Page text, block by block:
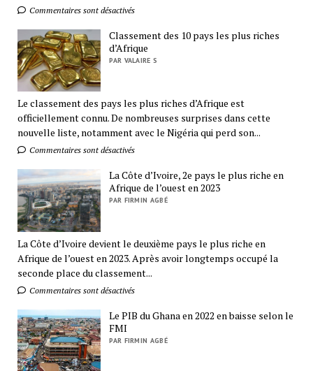
Commentaires sont désactivés
Classement des 10 pays les plus riches
d’Afrique
PAR VALAIRE S
Le classement des pays les plus riches d’Afrique est
officiellement connu. De nombreuses surprises dans cette
nouvelle liste, notamment avec le Nigéria qui perd son...
Commentaires sont désactivés
La Côte d’Ivoire, 2e pays le plus riche en
Afrique de l’ouest en 2023
PAR FIRMIN AGBÉ
La Côte d’Ivoire devient le deuxième pays le plus riche en
Afrique de l’ouest en 2023. Après avoir longtemps occupé la
seconde place du classement...
Commentaires sont désactivés
Le PIB du Ghana en 2022 en baisse selon le
FMI
PAR FIRMIN AGBÉ